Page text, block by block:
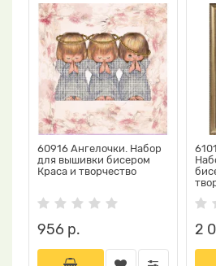
60916 Ангелочки. Набор
для вышивки бисером
Краса и творчество
956 р. 2